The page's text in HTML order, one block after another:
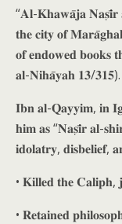
“𝐀𝐥-𝐊𝐡𝐚𝐰𝐚̄𝐣𝐚 𝐍𝐚𝐬̣𝐢̄𝐫
𝐭𝐡𝐞 𝐜𝐢𝐭𝐲 𝐨𝐟
𝐨𝐟 𝐞𝐧𝐝𝐨𝐰𝐞𝐝 𝐛𝐨𝐨𝐤𝐬
𝐚𝐥-𝐍𝐢𝐡𝐚̄𝐲𝐚𝐡 𝟏𝟑/𝟑𝟏𝟓).
𝐈𝐛𝐧 𝐚𝐥-𝐐𝐚𝐲𝐲𝐢𝐦, 𝐢𝐧
𝐡𝐢𝐦 𝐚𝐬 “𝐍𝐚𝐬̣𝐢̄𝐫 𝐚𝐥-
𝐢𝐝𝐨𝐥𝐚𝐭𝐫𝐲,
• 𝐊𝐢𝐥𝐥𝐞𝐝 𝐭𝐡𝐞 𝐂𝐚𝐥𝐢𝐩𝐡,
• 𝐑𝐞𝐭𝐚𝐢𝐧𝐞𝐝